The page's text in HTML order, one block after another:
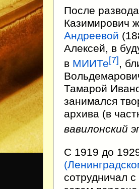
После
Казимирович
Андреевой
Алексей, в
в МИИТе[7] ,
Тамарой
занимался
архива (в
вавилонский
С 1919 до
сотрудничал с